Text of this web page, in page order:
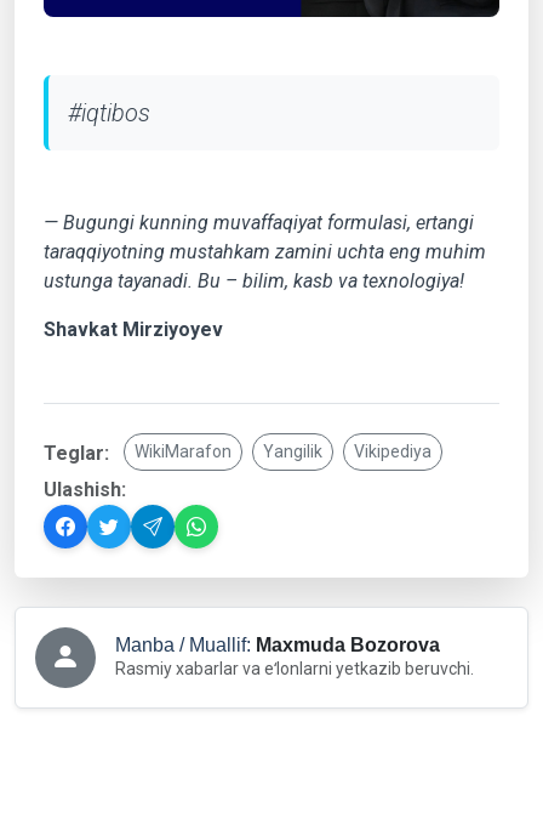
#iqtibos
— Bugungi kunning muvaffaqiyat formulasi, ertangi
taraqqiyotning mustahkam zamini uchta eng muhim
ustunga tayanadi. Bu – bilim, kasb va texnologiya!
Shavkat Mirziyoyev
Teglar: WikiMarafon Yangilik Vikipediya
Ulashish:
Manba / Muallif: Maxmuda Bozorova
Rasmiy xabarlar va eʻlonlarni yetkazib beruvchi.